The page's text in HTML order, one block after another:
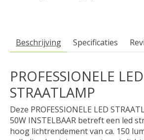
Beschrijving Specificaties
PROFESSIONELE LED
STRAATLAMP
Deze PROFESSIONELE LED
50W INSTELBAAR betreft een led
hoog lichtrendement van ca. 150